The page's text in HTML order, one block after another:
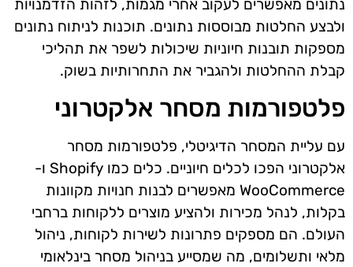
נתונים מאפשרים לעקוב אחרי מגמות, לזהות הזדמנויות
ולבצע החלטות מבוססות נתונים. תוכנות לניתוח נתונים
מספקות תובנות חיוניות שיכולות לשפר את תהליכי
קבלת ההחלטות ולהגביר את התחרותיות בשוק.
פלטפורמות מסחר אלקטרוני
עם עליית המסחר הדיגיטלי, פלטפורמות מסחר
אלקטרוני הפכו לכלים חיוניים. כלים כמו Shopify ו-
WooCommerce מאפשרים לבנות חנויות מקוונות
בקלות, לנהל מכירות ולהציע מוצרים ללקוחות ברחבי
העולם. הם מספקים פתרונות לשירות לקוחות, ניהול
מלאי ותשלומים, מה שמסייע בניהול מסחר בינלאומי